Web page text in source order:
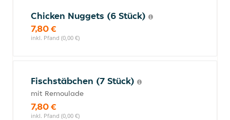
Chicken Nuggets (6 Stück)
7,80 €
inkl. Pfand (0,00 €)
Fischstäbchen (7 Stück)
mit Remoulade
7,80 €
inkl. Pfand (0,00 €)